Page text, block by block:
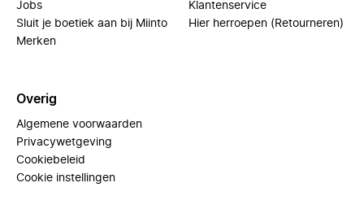
Jobs
Sluit je boetiek aan bij Miinto
Merken
Klantenservice
Hier herroepen (Retourneren)
Overig
Algemene voorwaarden
Privacywetgeving
Cookiebeleid
Cookie instellingen